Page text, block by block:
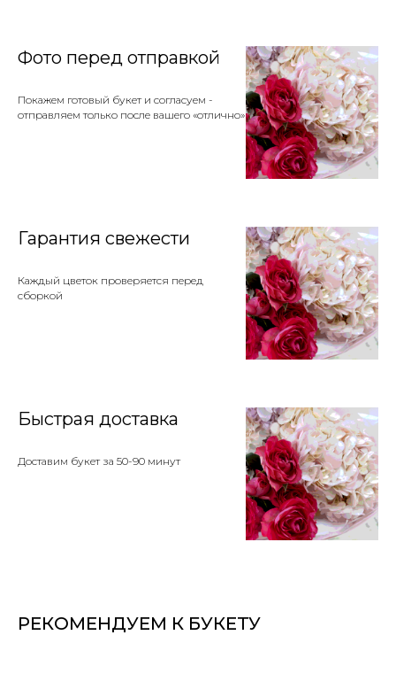
Фото перед отправкой
Покажем готовый букет и согласуем -
отправляем только после вашего «отлично»
Гарантия свежести
Каждый цветок проверяется перед
сборкой
Быстрая доставка
Доставим букет за 50-90 минут
РЕКОМЕНДУЕМ К БУКЕТУ